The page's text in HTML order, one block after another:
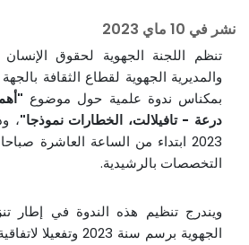
نشر في 10 ماي 2023
تنظم اللجنة الجهوية لحقوق
والمديرية الجهوية لقطاع الثقافة
بمكناس ندوة علمية حول موضوع
درعة - تافيلالت، الخطارات نموذجا"
2023 ابتداء من الساعة العاشرة
التخصصات بالرشيدية.
ويندرج تنظيم هذه الندوة في إطار
الجهوية برسم سنة 2023